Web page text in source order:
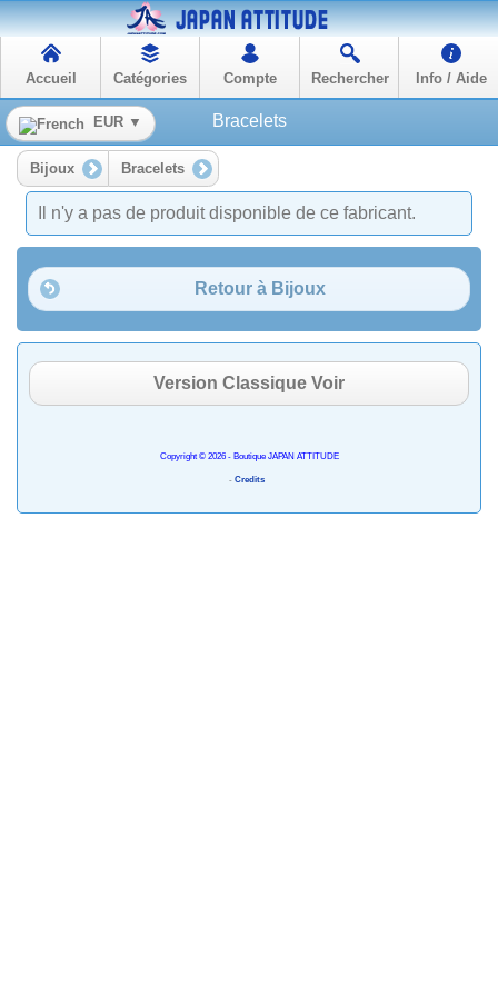
Accueil Catégories Compte Rechercher Info / Aide
EUR ▼ Bracelets
Bijoux Bracelets
Il n'y a pas de produit disponible de ce fabricant.
Retour à Bijoux
Version Classique Voir
Copyright © 2026 - Boutique JAPAN ATTITUDE
- Credits